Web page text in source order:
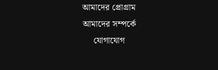
আমাদের প্রোগ্রাম
আমাদের সম্পর্কে
যোগাযোগ